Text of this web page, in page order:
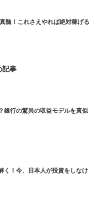
髄！これさえやれば絶対稼げる
記事
銀行の驚異の収益モデルを真似
く！今、日本人が投資をしなけ